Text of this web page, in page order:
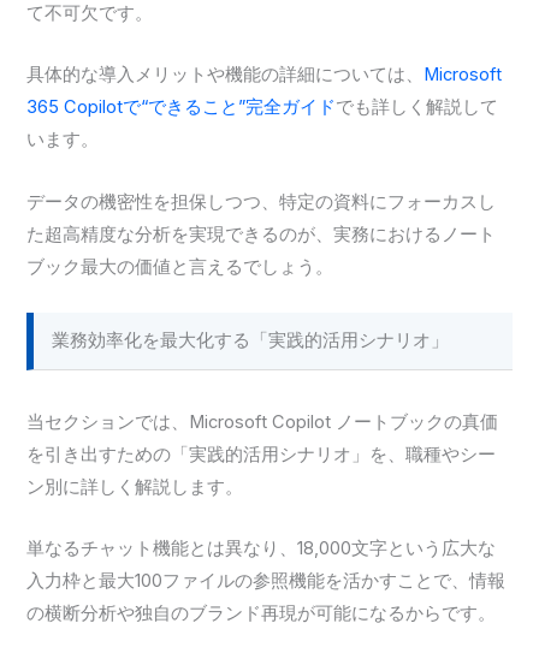
て不可欠です。
具体的な導入メリットや機能の詳細については、 Microsoft
365 Copilotで“できること”完全ガイドでも詳しく解説して
います。
データの機密性を担保しつつ、特定の資料にフォーカスし
た超高精度な分析を実現できるのが、実務におけるノート
ブック最大の価値と言えるでしょう。
業務効率化を最大化する「実践的活用シナリオ」
当セクションでは、Microsoft Copilot ノートブックの真価
を引き出すための「実践的活用シナリオ」を、職種やシー
ン別に詳しく解説します。
単なるチャット機能とは異なり、18,000文字という広大な
入力枠と最大100ファイルの参照機能を活かすことで、情報
の横断分析や独自のブランド再現が可能になるからです。